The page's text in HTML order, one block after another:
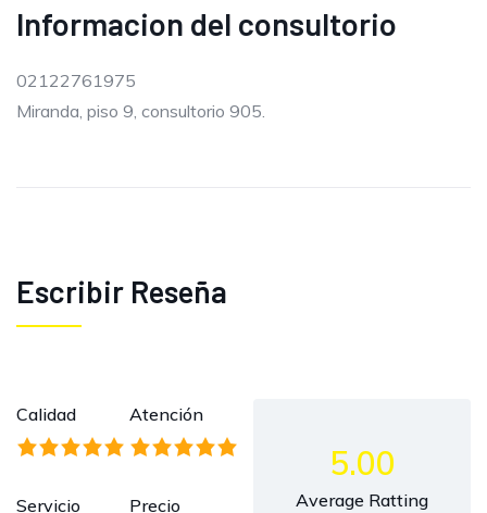
Informacion del consultorio
02122761975
Miranda, piso 9, consultorio 905.
Escribir Reseña
Calidad Atención
Servicio Precio
5.00
Average Ratting